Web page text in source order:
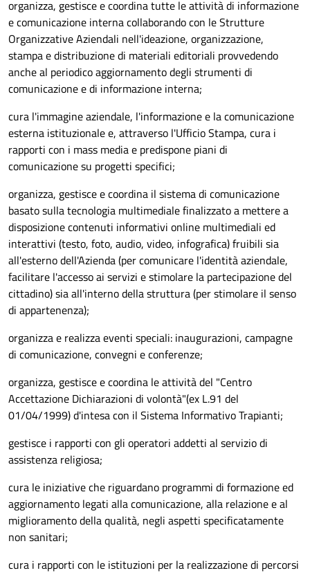
organizza, gestisce e coordina tutte le attività di informazione
e comunicazione interna collaborando con le Strutture
Organizzative Aziendali nell'ideazione, organizzazione,
stampa e distribuzione di materiali editoriali provvedendo
anche al periodico aggiornamento degli strumenti di
comunicazione e di informazione interna;
cura l'immagine aziendale, l'informazione e la comunicazione
esterna istituzionale e, attraverso l'Ufficio Stampa, cura i
rapporti con i mass media e predispone piani di
comunicazione su progetti specifici;
organizza, gestisce e coordina il sistema di comunicazione
basato sulla tecnologia multimediale finalizzato a mettere a
disposizione contenuti informativi online multimediali ed
interattivi (testo, foto, audio, video, infografica) fruibili sia
all'esterno dell'Azienda (per comunicare l'identità aziendale,
facilitare l'accesso ai servizi e stimolare la partecipazione del
cittadino) sia all'interno della struttura (per stimolare il senso
di appartenenza);
organizza e realizza eventi speciali: inaugurazioni, campagne
di comunicazione, convegni e conferenze;
organizza, gestisce e coordina le attività del "Centro
Accettazione Dichiarazioni di volontà"(ex L.91 del
01/04/1999) d'intesa con il Sistema Informativo Trapianti;
gestisce i rapporti con gli operatori addetti al servizio di
assistenza religiosa;
cura le iniziative che riguardano programmi di formazione ed
aggiornamento legati alla comunicazione, alla relazione e al
miglioramento della qualità, negli aspetti specificatamente
non sanitari;
cura i rapporti con le istituzioni per la realizzazione di percorsi